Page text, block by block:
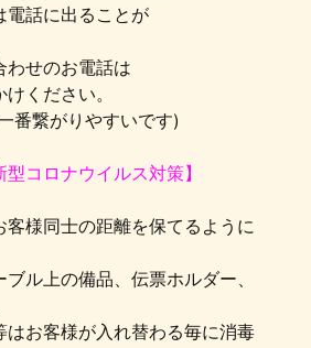
電話に出ることが
わせのお電話は
ください。
番繋がりやすいです)
型コロナウイルス対策】
様同士の距離を保てるように
ル上の備品、伝票ホルダー、
はお客様が入れ替わる毎に消毒